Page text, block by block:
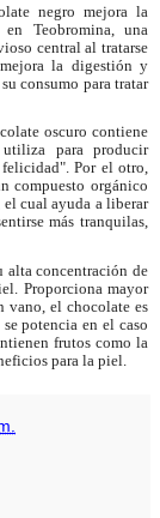
negro mejora la
Teobromina, una
central al tratarse
la digestión y
consumo para tratar
oscuro contiene
para producir
Por el otro,
compuesto orgánico
el cual ayuda a liberar
más tranquilas,
alta concentración de
Proporciona mayor
vano, el chocolate es
potencia en el caso
frutos como la
para la piel.